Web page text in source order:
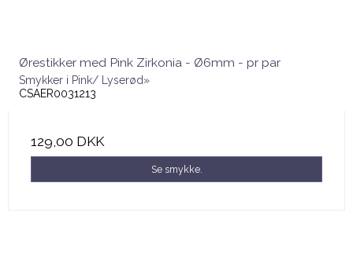
Ørestikker med Pink Zirkonia - Ø6mm - pr par
Smykker i Pink/ Lyserød»
CSAER0031213
129,00 DKK
Se smykke.